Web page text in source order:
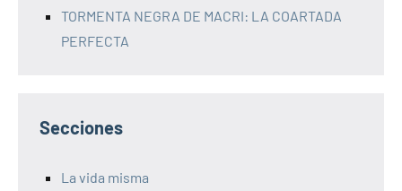
TORMENTA NEGRA DE MACRI: LA COARTADA
PERFECTA
Secciones
La vida misma